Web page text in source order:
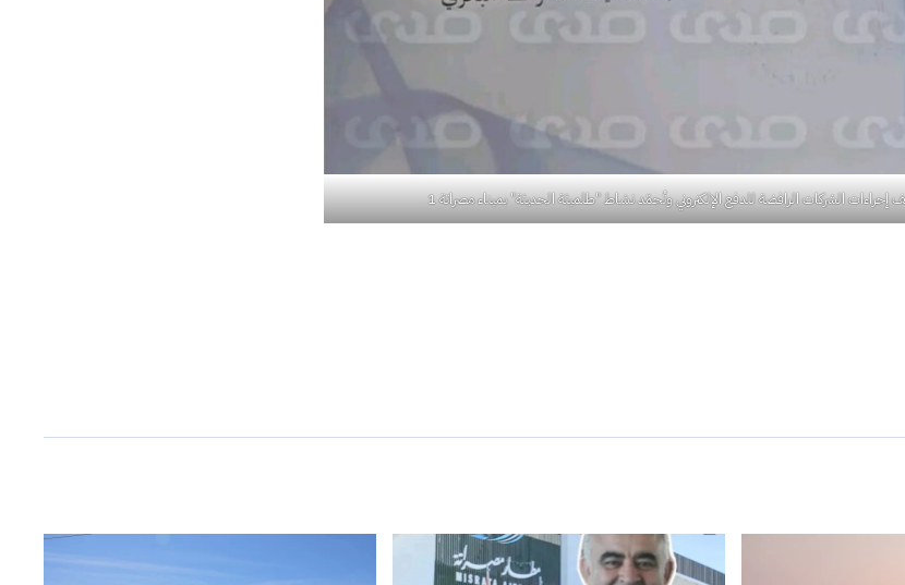
إجراءات الشركات الرافضة للدفع الإلكتروني وتُجمّد نشاط "طلميثة الحديثة" بميناء مصراتة 1